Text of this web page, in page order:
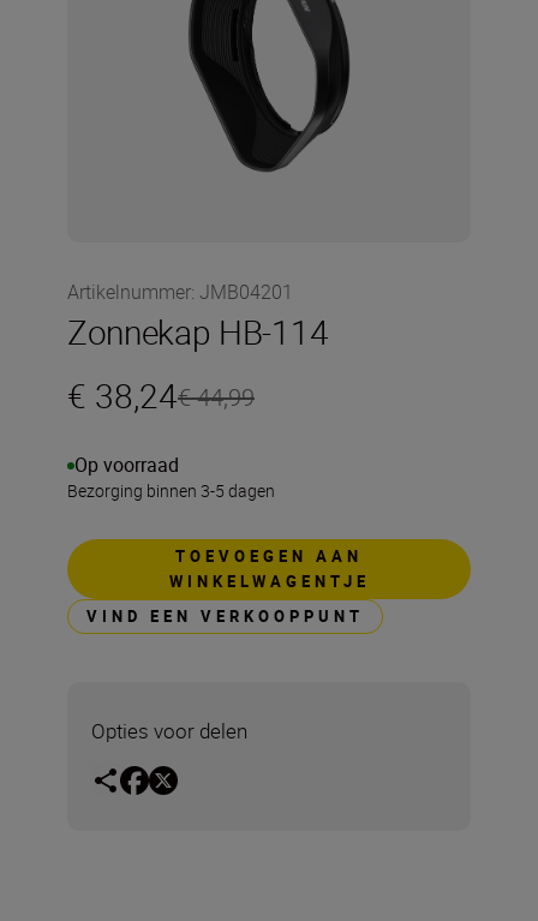
Artikelnummer: JMB04201
Zonnekap HB-114
€ 38,24€ 44,99
Op voorraad
Bezorging binnen 3-5 dagen
TOEVOEGEN AAN
WINKELWAGENTJE
VIND EEN VERKOOPPUNT
Opties voor delen